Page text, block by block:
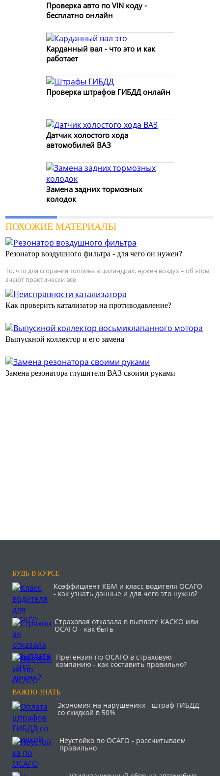
Проверка авто по VIN коду -
бесплатно онлайн
Карданный вал - что это и как
работает
Проверка штрафов ГИБДД онлайн
Датчик холостого хода
автомобилей ВАЗ
Замена задних тормозных
колодок
ПОХОЖИЕ МАТЕРИАЛЫ
Резонатор воздушного фильтра - для чего он нужен?
То, что для сгорания топлива в цилиндрах, нужен воздух – об этом
знают практически все
Как проверить катализатор на противодавление?
Выпускной коллектор и его замена
Замена резонатора глушителя ВАЗ своими руками
БУДЬ В КУРСЕ
Коэффициент КБМ и класс водителя ОСАГО
- как узнать данные и для чего это нужно?
Страховая отказала в выплате КАСКО или
ОСАГО - как быть
Претензия по ОСАГО в страховую
компанию - как составить правильно?
ВАЖНО ЗНАТЬ
Экономия на нарушениях - штраф ГИБДД
со скидкой в 50%
Неустойка по ОСАГО - рассчитываем
правильно